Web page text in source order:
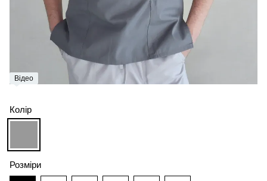
Відео
Колір
Розміри